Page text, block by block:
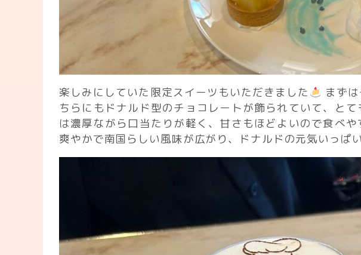
楽しみにしていた限定スイーツもいただきました
まず
ちらにもドナルド型のチョコレートが飾られていて、と
は濃厚ながら口当たりが軽く、甘さもほどよいので食べ
爽やかで南国らしい風味が広がり、ドナルドの元気いっぱ